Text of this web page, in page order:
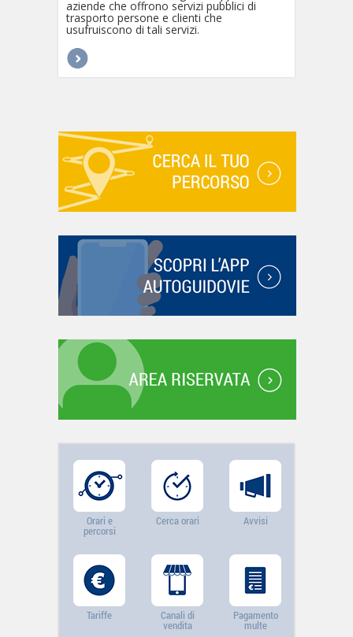
aziende che offrono servizi pubblici di
trasporto persone e clienti che
usufruiscono di tali servizi.
Orari e
percorsi
Cerca orari Avvisi
Tariffe Canali di
vendita
Pagamento
multe